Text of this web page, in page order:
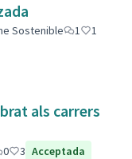
Sostenible 1
1
als carrers
0 3 Acceptada